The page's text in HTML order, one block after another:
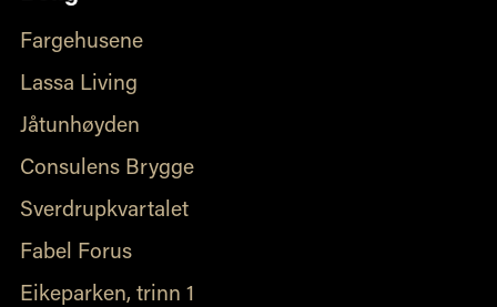
Fargehusene
Lassa Living
Jåtunhøyden
Consulens Brygge
Sverdrupkvartalet
Fabel Forus
Eikeparken, trinn 1